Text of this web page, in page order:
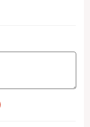
för att minska